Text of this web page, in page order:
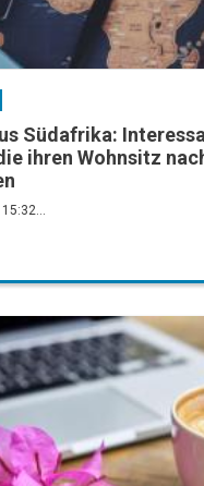
Südafrika:
ihren Wohnsitz
15:32…